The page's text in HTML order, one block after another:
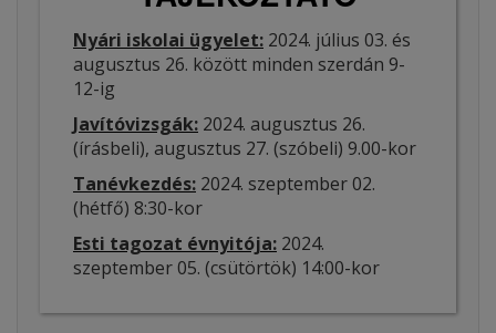
Nyári iskolai ügyelet: 2024. július 03. és
augusztus 26. között minden szerdán 9-
12-ig
Javítóvizsgák: 2024. augusztus 26.
(írásbeli), augusztus 27. (szóbeli) 9.00-kor
Tanévkezdés: 2024. szeptember 02.
(hétfő) 8:30-kor
Esti tagozat évnyitója: 2024.
szeptember 05. (csütörtök) 14:00-kor